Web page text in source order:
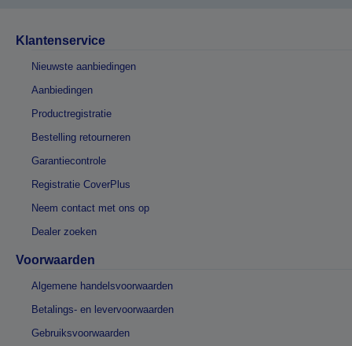
Klantenservice
Nieuwste aanbiedingen
Aanbiedingen
Productregistratie
Bestelling retourneren
Garantiecontrole
Registratie CoverPlus
Neem contact met ons op
Dealer zoeken
Voorwaarden
Algemene handelsvoorwaarden
Betalings- en levervoorwaarden
Gebruiksvoorwaarden